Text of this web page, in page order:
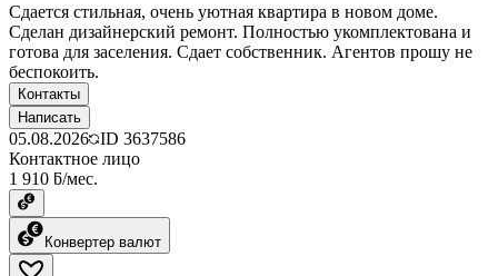
Сдается стильная, очень уютная квартира в новом доме.
Сделан дизайнерский ремонт. Полностью укомплектована и
готова для заселения. Сдает собственник. Агентов прошу не
беспокоить.
Контакты
Написать
05.08.2026 ID 3637586
Контактное лицо
1 910 ƃ/мес.
Конвертер валют